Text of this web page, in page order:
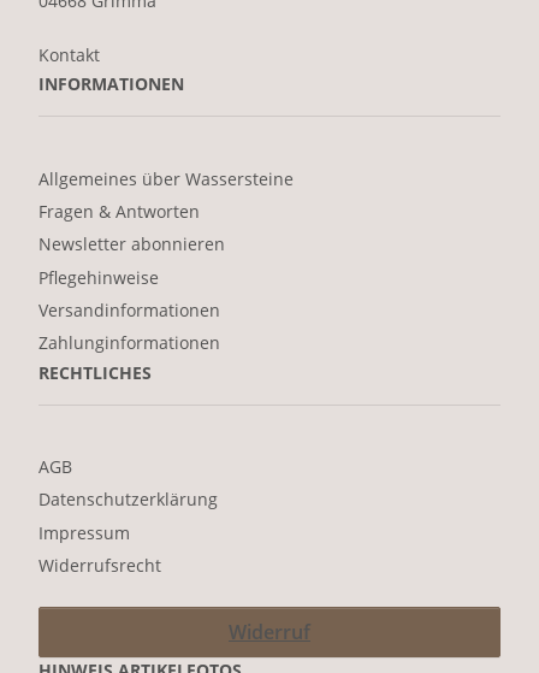
Kontakt
INFORMATIONEN
Allgemeines über Wassersteine
Fragen & Antworten
Newsletter abonnieren
Pflegehinweise
Versandinformationen
Zahlunginformationen
RECHTLICHES
AGB
Datenschutzerklärung
Impressum
Widerrufsrecht
Widerruf